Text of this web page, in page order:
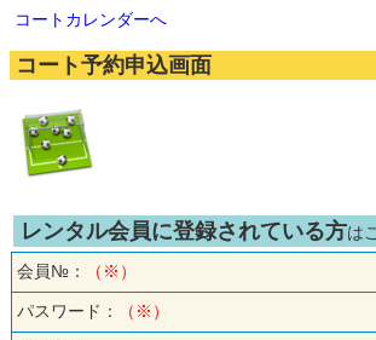
コートカレンダーへ
コート予約申込画面
レンタル会員に登録されている方は
会員№：
（※）
パスワード： （※）